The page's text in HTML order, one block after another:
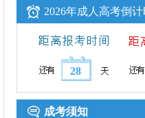
2026年成人高考倒
28
成考须知